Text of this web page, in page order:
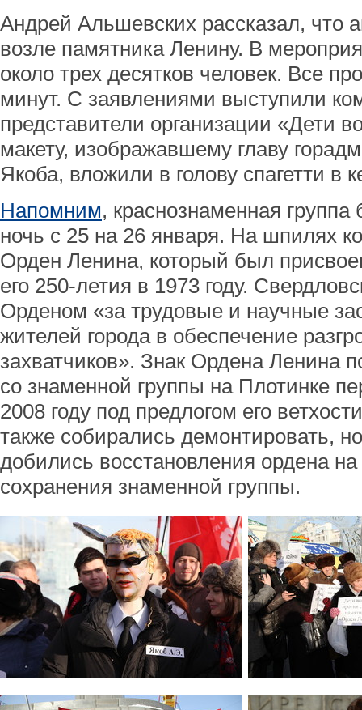
Андрей Альшевских рассказал, что
возле памятника Ленину. В
около трех десятков человек. Все
минут. С заявлениями выступили
представители организации «Дети
макету, изображавшему главу
Якоба, вложили в голову спагетти в
Напомним, краснознаменная
ночь с 25 на 26 января. На шпилях
Орден Ленина, который был
его 250-летия в 1973 году.
Орденом «за трудовые и научные
жителей города в обеспечение
захватчиков». Знак Ордена Ленина
со знаменной группы на Плотинке
2008 году под предлогом его
также собирались демонтировать,
добились восстановления ордена
сохранения знаменной группы.